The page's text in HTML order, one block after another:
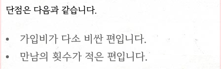
단점은 다음과 같습니다.
가입비가 다소 비싼 편입니다.
만남의 횟수가 적은 편입니다.